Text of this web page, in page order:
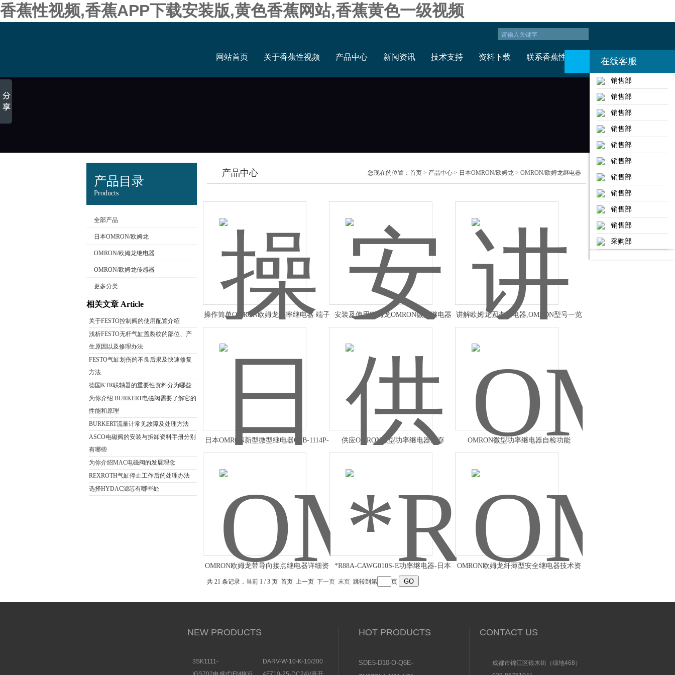
香蕉性视频,香蕉APP下载安装版,黄色香蕉网站,香蕉黄色一级视频
网站首页 关于香蕉性视频 产品中心 新闻资讯 技术支持 资料下载 联系香蕉性视频
产品目录
Products
全部产品
日本OMRON/欧姆龙
OMRON/欧姆龙继电器
OMRON/欧姆龙传感器
更多分类
相关文章 Article
关于FESTO控制阀的使用配置介绍
浅析FESTO无杆气缸盖裂纹的部位、产
生原因以及修理办法
FESTO气缸划伤的不良后果及快速修复
方法
德国KTR联轴器的重要性资料分为哪些
为你介绍 BURKERT电磁阀需要了解它的
性能和原理
BURKERT流量计常见故障及处理方法
ASCO电磁阀的安装与拆卸资料手册分别
有哪些
为你介绍MAC电磁阀的发展理念
REXROTH气缸停止工作后的处理办法
选择HYDAC滤芯有哪些处
产品中心 您现在的位置： 首页 > 产品中心 > 日本OMRON/欧姆龙 > OMRON/欧姆龙继电器
操作简单OMRON欧姆龙功率继电器 端子
安装及使用欧姆龙OMRON微型继电器 讲解欧姆龙固态继电器,OMRON型号一览
日本OMRON新型微型继电器G6B-1114P-
供应OMRON微型功率继电器库存 OMRON微型功率继电器自检功能
OMRON欧姆龙带导向接点继电器详细资
*R88A-CAWG010S-E功率继电器-日本
OMRON
OMRON欧姆龙纤薄型安全继电器技术资
共 21 条记录，当前 1 / 3 页 首页 上一页 下一页 末页 跳转到第 页
NEW PRODUCTS
3SK1111-
DARV-W-10-K-10/200
HOT PRODUCTS
SDE5-D10-O-Q6E-
P-KFESTO费斯托压
CONTACT US
成都市锦江区银木街（绿地468）
在线客服
销售部
销售部
销售部
销售部
销售部
销售部
销售部
销售部
销售部
销售部
采购部